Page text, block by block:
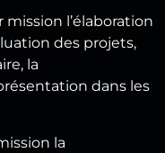
mission l’élaboration
des projets,
la
dans les
la